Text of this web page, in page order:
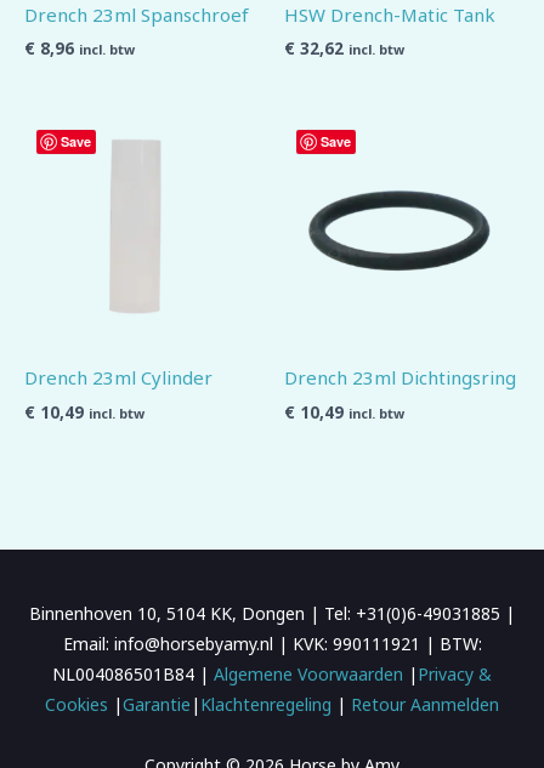
Drench 23ml Spanschroef
€ 8,96 incl. btw
HSW Drench-Matic Tank
€ 32,62 incl. btw
Save
Drench 23ml Cylinder
€ 10,49 incl. btw
Save
Drench 23ml Dichtingsring
€ 10,49 incl. btw
Binnenhoven 10, 5104 KK, Dongen | Tel: +31(0)6-49031885 |
Email: info@horsebyamy.nl | KVK: 990111921 | BTW:
NL004086501B84 | Algemene Voorwaarden | Privacy &
Cookies |Garantie | Klachtenregeling | Retour Aanmelden